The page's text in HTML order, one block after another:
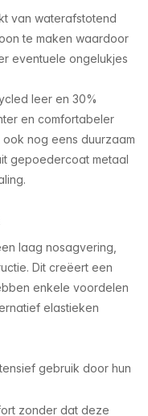
van waterafstotend
te maken waardoor
eventuele ongelukjes
leer en 30%
en comfortabeler
nog eens duurzaam
gepoedercoat metaal
laag nosagvering,
Dit creëert een
enkele voordelen
elastieken
gebruik door hun
zonder dat deze